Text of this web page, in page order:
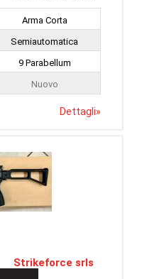
Arma Corta
Semiautomatica
9 Parabellum
Nuovo
Dettagli»
Strikeforce srls